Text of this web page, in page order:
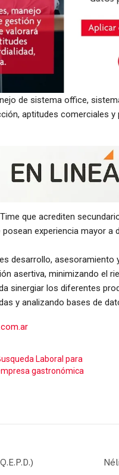
de sistema office,
aptitudes comerciales y
que acrediten
experiencia mayor a
desarrollo, asesoramiento
asertiva, minimizando el
sinergiar los diferentes
y analizando bases de
Laboral para
gastronómica